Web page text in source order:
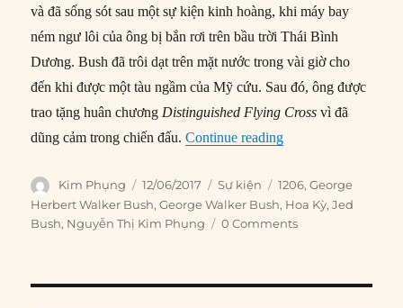
và đã sống sót sau một sự kiện kinh hoàng, khi máy bay
ném ngư lôi của ông bị bắn rơi trên bầu trời Thái Bình
Dương. Bush đã trôi dạt trên mặt nước trong vài giờ cho
đến khi được một tàu ngầm của Mỹ cứu. Sau đó, ông được
trao tặng huân chươngDistinguished Flying Cross vì đã
dũng cảm trong chiến đấu.Continue reading“12/06/1924: Ngày
Author
Kim Phụng
Posted
on
12/06/2017 Categories
Sự kiện Tags
1206,George
Herbert Walker Bush,George Walker Bush, Hoa Kỳ,Jed
Bush, Nguyễn Thị Kim Phụng 0 Comments